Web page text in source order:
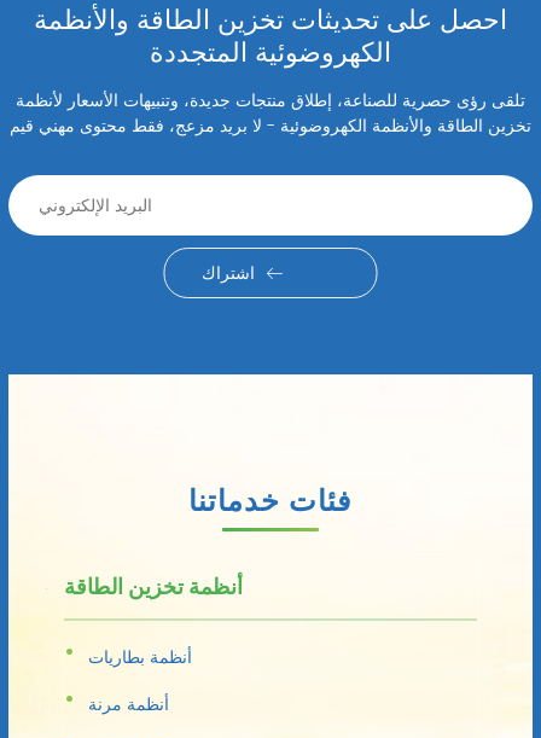
احصل على تحديثات تخزين الطاقة والأنظمة
الكهروضوئية المتجددة
تلقى رؤى حصرية للصناعة، إطلاق منتجات جديدة، وتنبيهات الأسعار لأنظمة
تخزين الطاقة والأنظمة الكهروضوئية - لا بريد مزعج، فقط محتوى مهني قيم
اشتراك
فئات خدماتنا
أنظمة تخزين الطاقة
أنظمة بطاريات
أنظمة مرنة